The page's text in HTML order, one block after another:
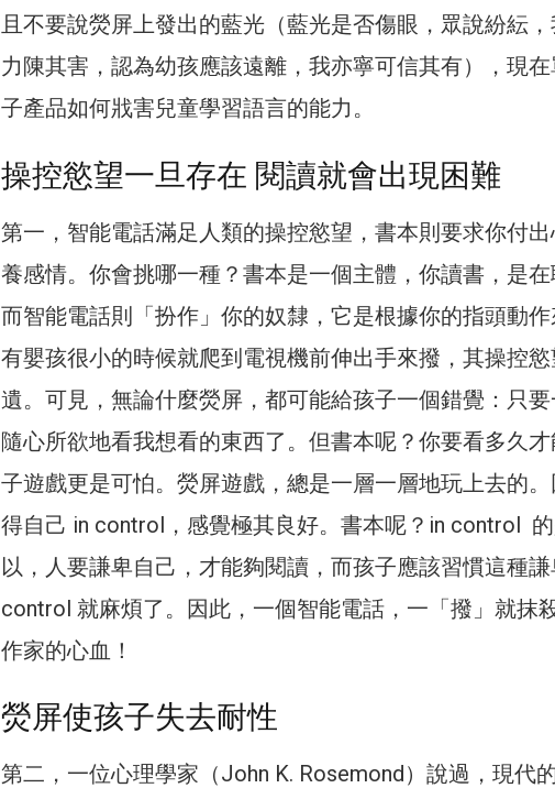
且不要說熒屏上發出的藍光（藍光是否傷眼，眾說紛紜
力陳其害，認為幼孩應該遠離，我亦寧可信其有），現
子產品如何戕害兒童學習語言的能力。
操控慾望一旦存在 閱讀就會出現困難
第一，智能電話滿足人類的操控慾望，書本則要求你付
養感情。你會挑哪一種？書本是一個主體，你讀書，是在
而智能電話則「扮作」你的奴隸，它是根據你的指頭動
有嬰孩很小的時候就爬到電視機前伸出手來撥，其操控
遺。可見，無論什麼熒屏，都可能給孩子一個錯覺：只
隨心所欲地看我想看的東西了。但書本呢？你要看多久
子遊戲更是可怕。熒屏遊戲，總是一層一層地玩上去的
得自己 in control，感覺極其良好。書本呢？in control
以，人要謙卑自己，才能夠閱讀，而孩子應該習慣這種
control 就麻煩了。因此，一個智能電話，一「撥」就抹
作家的心血！
熒屏使孩子失去耐性
第二，一位心理學家（John K. Rosemond）說過，現代